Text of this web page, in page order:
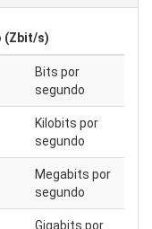
(Zbit/s)
Bits por
segundo
Kilobits por
segundo
Megabits por
segundo
Gigabits por